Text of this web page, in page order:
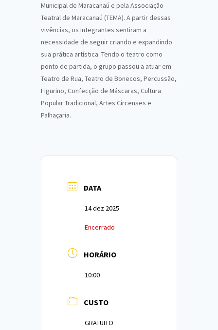
Municipal de Maracanaú e pela Associação
Teatral de Maracanaú (TEMA). A partir dessas
vivências, os integrantes sentiram a
necessidade de seguir criando e expandindo
sua prática artística. Tendo o teatro como
ponto de partida, o grupo passou a atuar em
Teatro de Rua, Teatro de Bonecos, Percussão,
Figurino, Confecção de Máscaras, Cultura
Popular Tradicional, Artes Circenses e
Palhaçaria.
DATA
14 dez 2025
Encerrado
HORÁRIO
10:00
CUSTO
GRATUITO